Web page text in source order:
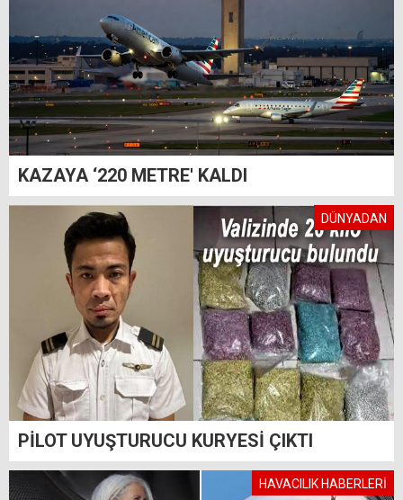
KAZAYA ‘220 METRE' KALDI
DÜNYADAN
PİLOT UYUŞTURUCU KURYESİ ÇIKTI
HAVACILIK HABERLERİ